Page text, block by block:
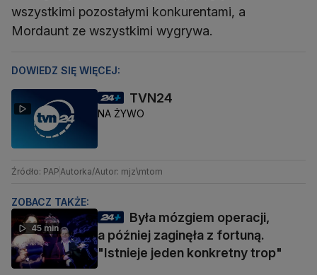
wszystkimi pozostałymi konkurentami, a
Mordaunt ze wszystkimi wygrywa.
DOWIEDZ SIĘ WIĘCEJ:
TVN24
NA ŻYWO
Źródło: PAPAutorka/Autor: mjz\mtom
ZOBACZ TAKŻE:
45 min
Była mózgiem operacji,
a później zaginęła z fortuną.
"Istnieje jeden konkretny trop"